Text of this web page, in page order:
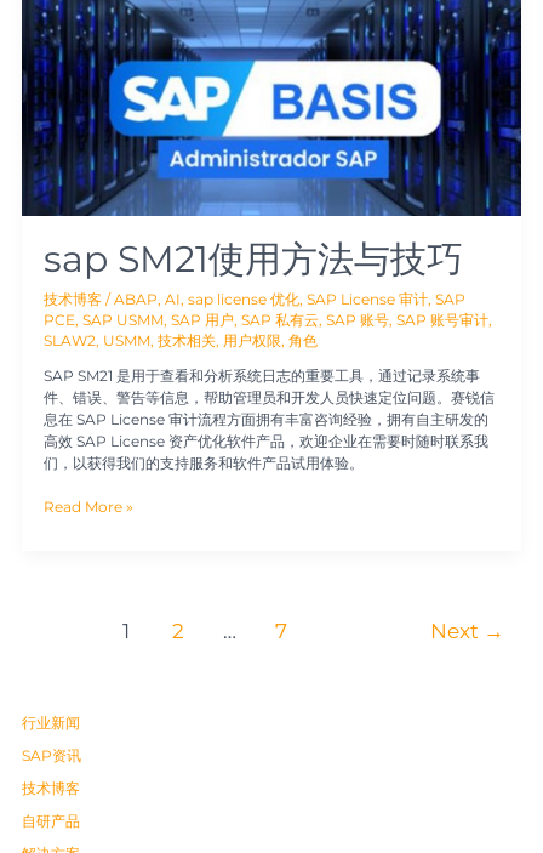
行业新闻
SAP资讯
技术博客
自研产品
sap SM21使用方法与技巧
技术博客 /ABAP,AI,sap license 优化,SAP License 审计,SAP
PCE,SAP USMM,SAP 用户,SAP 私有云,SAP 账号,SAP 账号审计,
SLAW2, USMM,技术相关, 用户权限,角色
SAP SM21 是用于查看和分析系统日志的重要工具，通过记录系统事
件、错误、警告等信息，帮助管理员和开发人员快速定位问题。赛锐信
息在 SAP License 审计流程方面拥有丰富咨询经验，拥有自主研发的
高效 SAP License 资产优化软件产品，欢迎企业在需要时随时联系我
们，以获得我们的支持服务和软件产品试用体验。
使
用
方
法
与
技
巧
Read More »
1 2 … 7 Next →